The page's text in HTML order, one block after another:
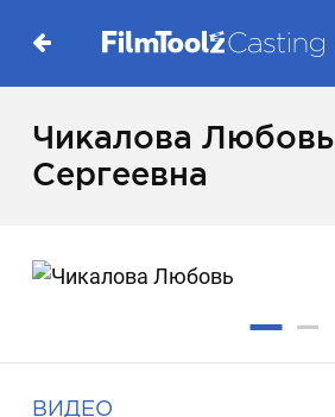
Чикалова Любовь
Сергеевна
ВИДЕО